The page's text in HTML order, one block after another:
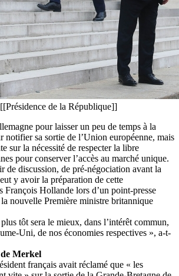
de la République]]
pour laisser un peu de temps à la
notifier sa sortie de l’Union européenne, mais
sur la nécessité de respecter la libre
pour conserver l’accès au marché unique.
de discussion, de pré-négociation avant la
y avoir la préparation de cette
François Hollande lors d’un point-presse
nouvelle Première ministre britannique
tôt sera le mieux, dans l’intérêt commun,
Uni, de nos économies respectives », a-t-
Merkel
français avait réclamé que « les